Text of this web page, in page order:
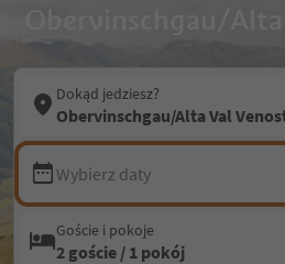
Obervinschgau/
Dokąd jedziesz?
Obervinschgau/Alta Val
Wybierz daty
Goście i pokoje
2 goście / 1 pokój